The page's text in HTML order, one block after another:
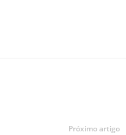
Próximo artigo